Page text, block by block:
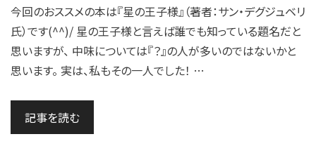
今回のおススメの本は『星の王子様』（著者：サン・デグジュベリ
氏）です(^^)/ 星の王子様と言えば誰でも知っている題名だと
思いますが、 中味については『？』の人が多いのではないかと
思います。 実は、私もその一人でした！ …
記事を読む